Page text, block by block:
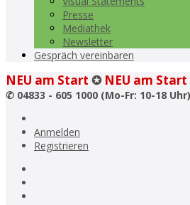
Presse
Mediathek
Newsletter
Gespräch vereinbaren
NEU am Start ✪ NEU am Start
✆ 04833 - 605 1000 (Mo-Fr: 10-18
Anmelden
Registrieren